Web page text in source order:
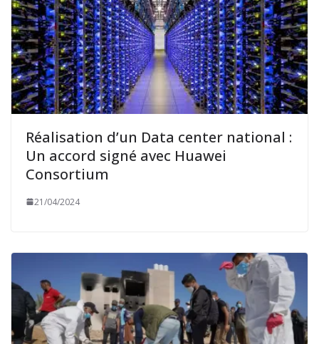
Réalisation d’un Data center national :
Un accord signé avec Huawei
Consortium
21/04/2024